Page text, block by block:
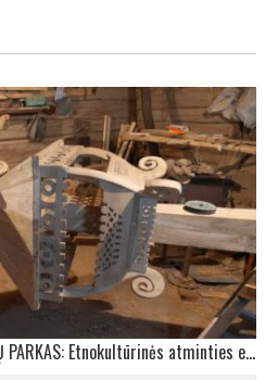
TRUMPIŠKIŲ STOGASTULPIŲ PARKAS: Etnokultūrinės atminties erdvė